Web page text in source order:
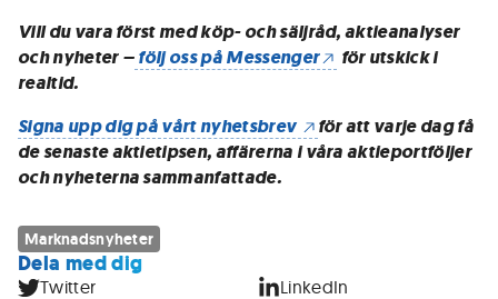
Vill du vara först med köp- och säljråd, aktieanalyser
och nyheter –följ oss på Messenger
för utskick i
realtid.
Signa upp dig på vårt nyhetsbrev
för att varje dag få
de senaste aktietipsen, affärerna i våra aktieportföljer
och nyheterna sammanfattade.
Marknadsnyheter
Dela med dig
Twitter LinkedIn